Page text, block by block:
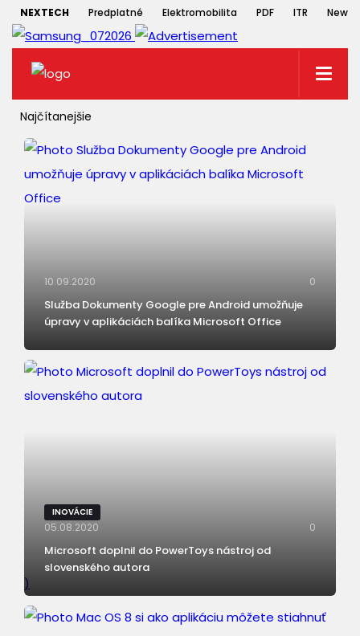
NEXTECH Predplatné Elektromobilita PDF ITR
Najčítanejšie
10.09.2020 0
Služba Dokumenty Google pre Android umožňuje
úpravy v aplikáciách balíka Microsoft Office
)
INOVÁCIE
05.08.2020 0
Microsoft doplnil do PowerToys nástroj od
slovenského autora